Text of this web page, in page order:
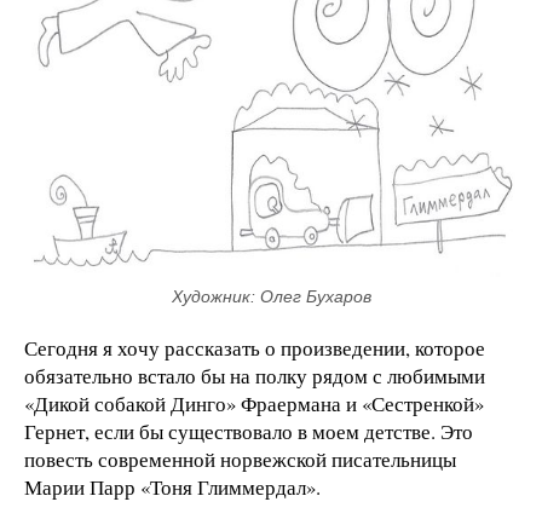
Художник: Олег Бухаров
Сегодня я хочу рассказать о произведении, которое
обязательно встало бы на полку рядом с любимыми
«Дикой собакой Динго» Фраермана и «Сестренкой»
Гернет, если бы существовало в моем детстве. Это
повесть современной норвежской писательницы
Марии Парр «Тоня Глиммердал».